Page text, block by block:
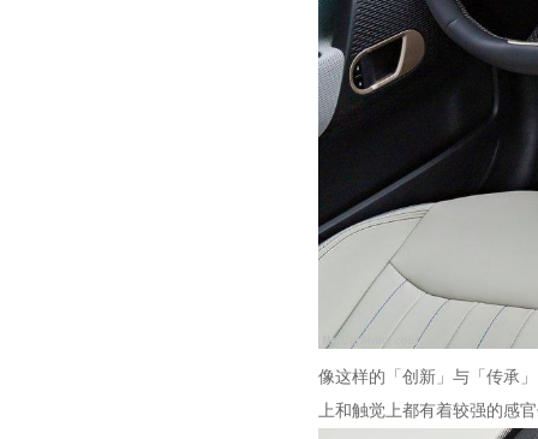
像这样的「创新」与「传承
上和触觉上都有着较强的感